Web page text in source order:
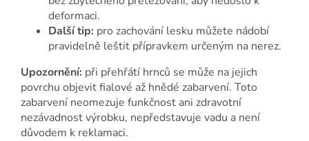
deformaci.
Další tip: pro zachování lesku můžete nádobí
pravidelně leštit přípravkem určeným na nerez.
Upozornění: při přehřátí hrnců se může na jejich
povrchu objevit fialové až hnědé zabarvení. Toto
zabarvení neomezuje funkčnost ani zdravotní
nezávadnost výrobku, nepředstavuje vadu a není
důvodem k reklamaci.